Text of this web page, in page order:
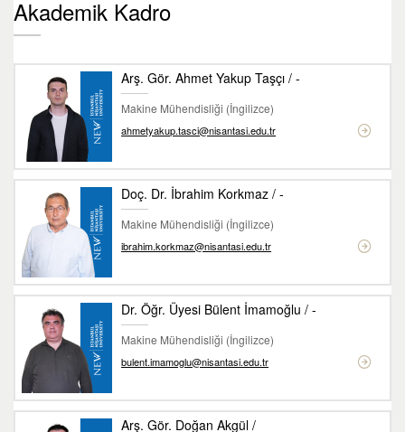
Akademik Kadro
Arş. Gör. Ahmet Yakup Taşçı / -
Makine Mühendisliği (İngilizce)
ahmetyakup.tasci@nisantasi.edu.tr
Doç. Dr. İbrahim Korkmaz / -
Makine Mühendisliği (İngilizce)
ibrahim.korkmaz@nisantasi.edu.tr
Dr. Öğr. Üyesi Bülent İmamoğlu / -
Makine Mühendisliği (İngilizce)
bulent.imamoglu@nisantasi.edu.tr
Arş. Gör. Doğan Akgül /